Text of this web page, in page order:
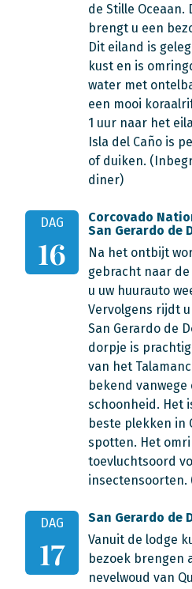
de Stille Oceaan.
brengt u een
Dit eiland is
kust en is
water met
een mooi
1 uur naar het
Isla del Caño is
of duiken.
diner)
DAG
16
Corcovado
San Gerardo de
Na het ontbijt
gebracht naar
u uw huurauto
Vervolgens rijdt
San Gerardo de
dorpje is
van het
bekend
schoonheid. Het
beste plekken in
spotten. Het
toevluchtsoord
DAG
17
San Gerardo de
Vanuit de lodge
bezoek brengen
nevelwoud van